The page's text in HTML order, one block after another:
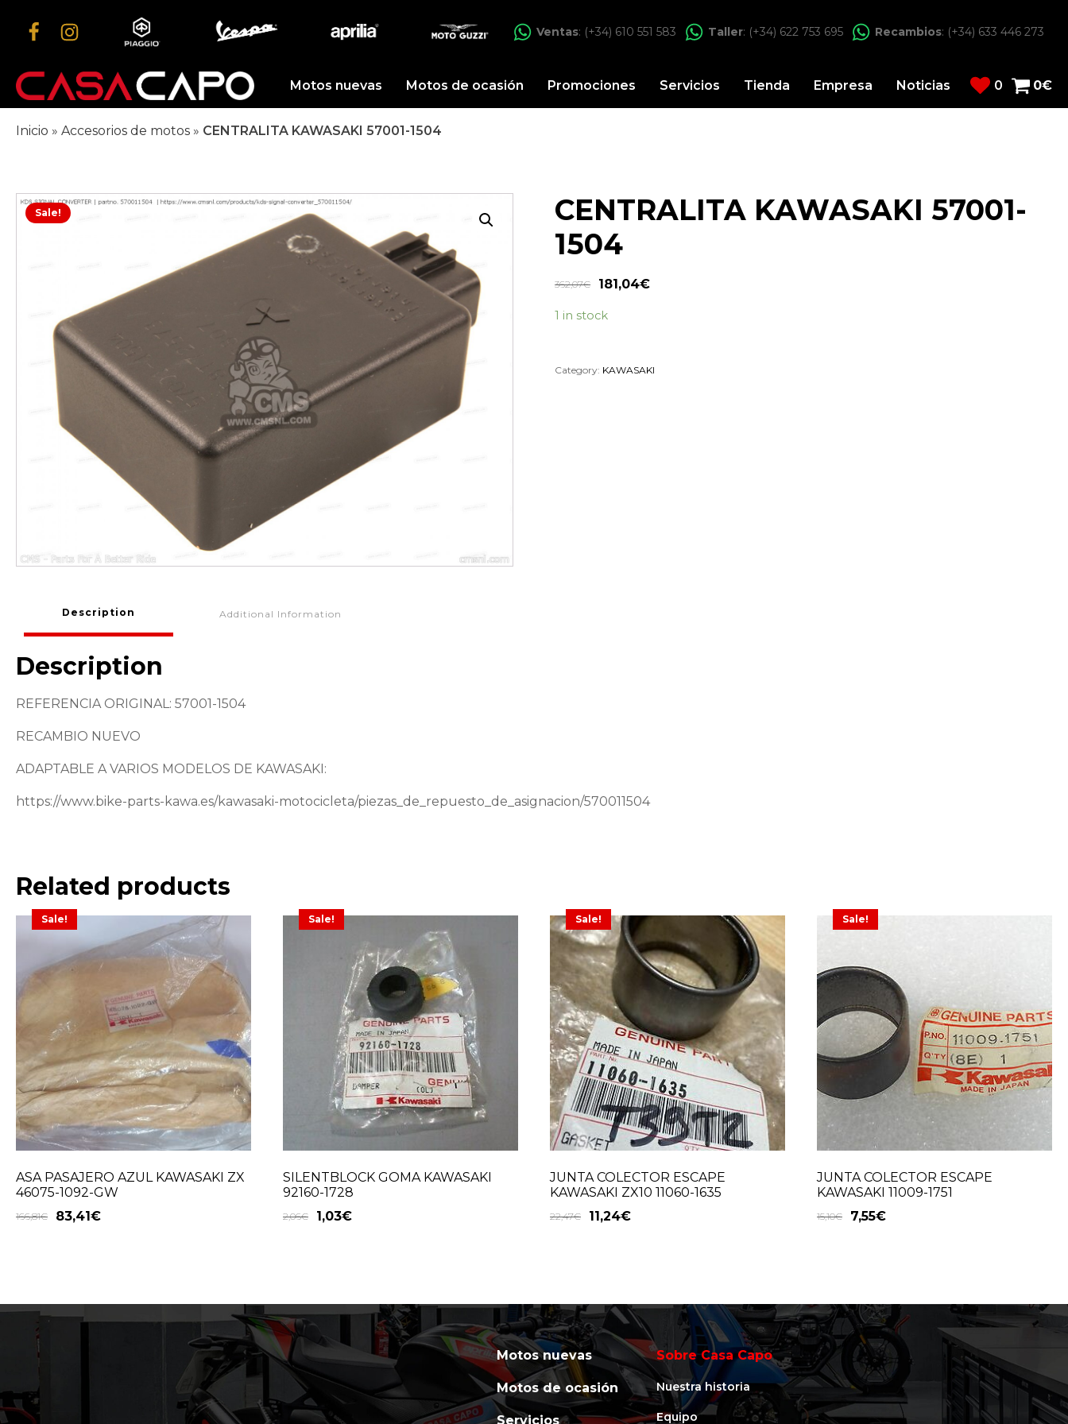
Ventas: (+34) 610 551 583 Taller: (+34) 622 753 695 Recambios: (+34) 633 446 273
Motos nuevas Motos de ocasión Promociones Servicios Tienda Empresa Noticias 0 0€
Inicio » Accesorios de motos » CENTRALITA KAWASAKI 57001-1504
Sale!
CENTRALITA KAWASAKI 57001-
1504
362,07€ 181,04€
1 in stock
Category: KAWASAKI
Description Additional Information
Description
REFERENCIA ORIGINAL: 57001-1504
RECAMBIO NUEVO
ADAPTABLE A VARIOS MODELOS DE KAWASAKI:
https://www.bike-parts-kawa.es/kawasaki-motocicleta/piezas_de_repuesto_de_asignacion/570011504
Related products
Sale!
ASA PASAJERO AZUL KAWASAKI ZX
46075-1092-GW
166,81€ 83,41€
Sale!
SILENTBLOCK GOMA KAWASAKI
92160-1728
2,06€ 1,03€
Sale!
JUNTA COLECTOR ESCAPE
KAWASAKI ZX10 11060-1635
22,47€ 11,24€
Sale!
JUNTA COLECTOR ESCAPE
KAWASAKI 11009-1751
15,10€ 7,55€
Motos nuevas
Motos de ocasión
Servicios
Sobre Casa Capo
Nuestra historia
Equipo